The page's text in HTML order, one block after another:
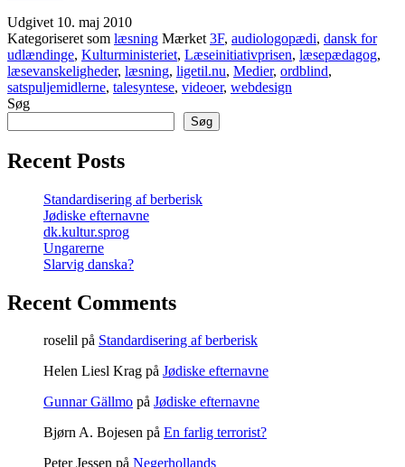
i
et
letlæst
sprog
Udgivet 10. maj 2010
Kategoriseret som læsning Mærket 3F, audiologopædi, dansk for
udlændinge, Kulturministeriet, Læseinitiativprisen, læsepædagog,
læsevanskeligheder, læsning, ligetil.nu, Medier, ordblind,
satspuljemidlerne, talesyntese, videoer, webdesign
Søg
Søg
Recent Posts
Standardisering af berberisk
Jødiske efternavne
dk.kultur.sprog
Ungarerne
Slarvig danska?
Recent Comments
roselil på Standardisering af berberisk
Helen Liesl Krag på Jødiske efternavne
Gunnar Gällmo på Jødiske efternavne
Bjørn A. Bojesen på En farlig terrorist?
Peter Jessen på Negerhollands